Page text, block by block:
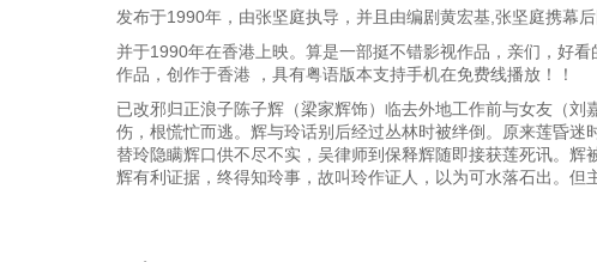
发布于1990年，由张坚庭执导，并且由编剧黄宏基,张坚庭携幕
并于1990年在香港上映。算是一部挺不错影视作品，亲们，好
作品，创作于香港 ，具有粤语版本支持手机在免费线播放！！
已改邪归正浪子陈子辉（梁家辉饰）临去外地工作前与女友（
伤，根慌忙而逃。辉与玲话别后经过丛林时被绊倒。原来莲昏
替玲隐瞒辉口供不尽不实，吴律师到保释辉随即接获莲死讯。
辉有利证据，终得知玲事，故叫玲作证人，以为可水落石出。但